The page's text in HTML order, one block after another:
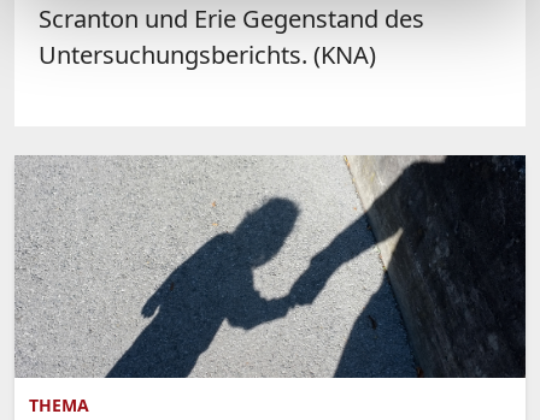
Scranton und Erie Gegenstand des
Untersuchungsberichts. (KNA)
THEMA